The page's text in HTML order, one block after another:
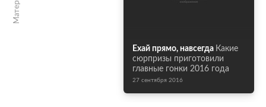
Ехай прямо, навсегда Какие
сюрпризы приготовили
главные гонки 2016 года
27 сентября 2016